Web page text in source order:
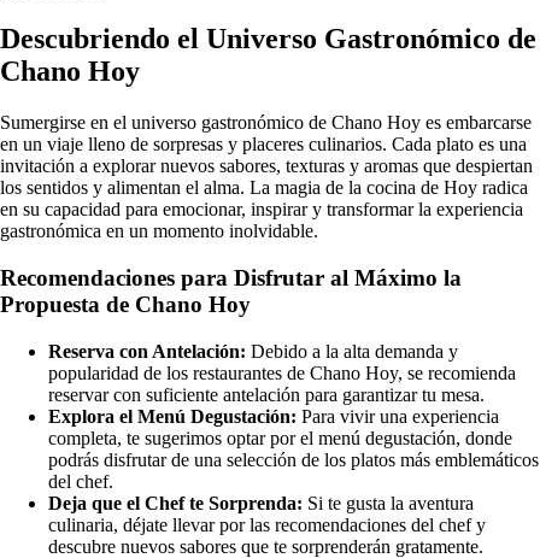
Descubriendo el Universo Gastronómico de
Chano Hoy
Sumergirse en el universo gastronómico de Chano Hoy es embarcarse
en un viaje lleno de sorpresas y placeres culinarios. Cada plato es una
invitación a explorar nuevos sabores, texturas y aromas que despiertan
los sentidos y alimentan el alma. La magia de la cocina de Hoy radica
en su capacidad para emocionar, inspirar y transformar la experiencia
gastronómica en un momento inolvidable.
Recomendaciones para Disfrutar al Máximo la
Propuesta de Chano Hoy
Reserva con Antelación: Debido a la alta demanda y
popularidad de los restaurantes de Chano Hoy, se recomienda
reservar con suficiente antelación para garantizar tu mesa.
Explora el Menú Degustación: Para vivir una experiencia
completa, te sugerimos optar por el menú degustación, donde
podrás disfrutar de una selección de los platos más emblemáticos
del chef.
Deja que el Chef te Sorprenda: Si te gusta la aventura
culinaria, déjate llevar por las recomendaciones del chef y
descubre nuevos sabores que te sorprenderán gratamente.